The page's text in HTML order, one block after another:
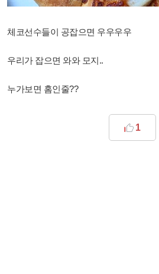
체코선수들이 공잡으면 우우우우
우리가 잡으면 와와 모지..
누가보면 홈인줄??
1